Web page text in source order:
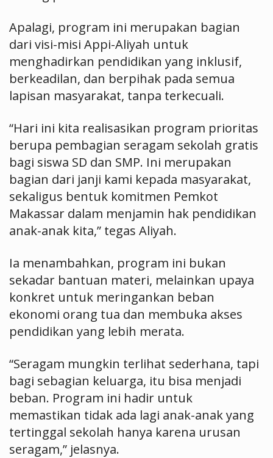
Apalagi, program ini merupakan bagian
dari visi-misi Appi-Aliyah untuk
menghadirkan pendidikan yang inklusif,
berkeadilan, dan berpihak pada semua
lapisan masyarakat, tanpa terkecuali.
“Hari ini kita realisasikan program prioritas
berupa pembagian seragam sekolah gratis
bagi siswa SD dan SMP. Ini merupakan
bagian dari janji kami kepada masyarakat,
sekaligus bentuk komitmen Pemkot
Makassar dalam menjamin hak pendidikan
anak-anak kita,” tegas Aliyah.
Ia menambahkan, program ini bukan
sekadar bantuan materi, melainkan upaya
konkret untuk meringankan beban
ekonomi orang tua dan membuka akses
pendidikan yang lebih merata.
“Seragam mungkin terlihat sederhana, tapi
bagi sebagian keluarga, itu bisa menjadi
beban. Program ini hadir untuk
memastikan tidak ada lagi anak-anak yang
tertinggal sekolah hanya karena urusan
seragam,” jelasnya.